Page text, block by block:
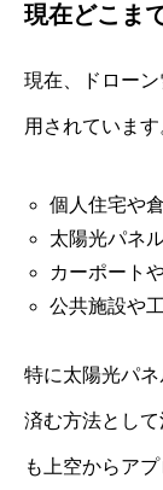
現在どこま
現在、ドロー
用されています
個人住宅や
太陽光パネ
カーポート
公共施設や
特に太陽光パ
済む方法とし
も上空からア